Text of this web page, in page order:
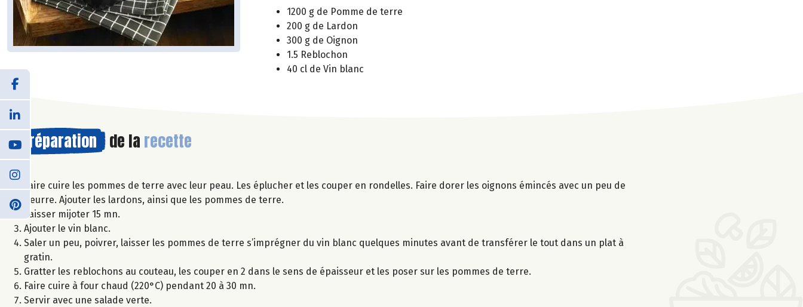
1200 g de Pomme de terre
200 g de Lardon
300 g de Oignon
1.5 Reblochon
40 cl de Vin blanc
Préparation de la recette
Faire cuire les pommes de terre avec leur peau. Les éplucher et les couper en rondelles. Faire dorer les oignons émincés avec un peu de
beurre. Ajouter les lardons, ainsi que les pommes de terre.
Laisser mijoter 15 mn.
Ajouter le vin blanc.
Saler un peu, poivrer, laisser les pommes de terre s’imprégner du vin blanc quelques minutes avant de transférer le tout dans un plat à
gratin.
Gratter les reblochons au couteau, les couper en 2 dans le sens de épaisseur et les poser sur les pommes de terre.
Faire cuire à four chaud (220°C) pendant 20 à 30 mn.
Servir avec une salade verte.